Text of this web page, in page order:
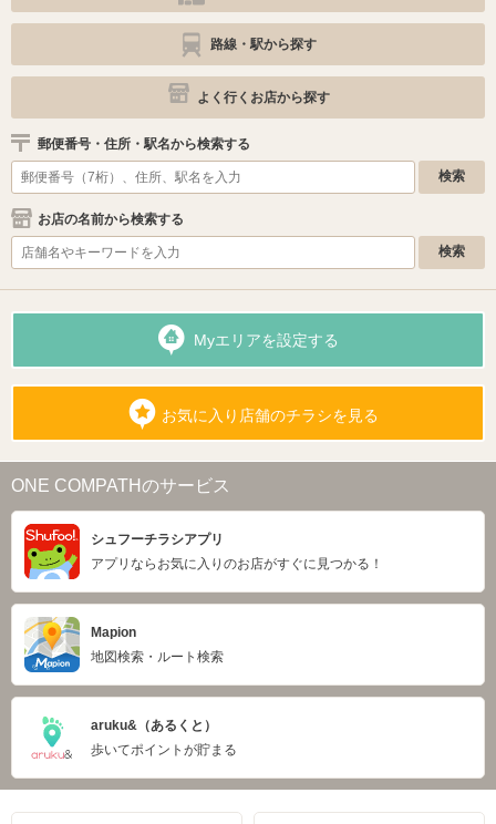
路線・駅から探す
よく行くお店から探す
郵便番号・住所・駅名から検索する
お店の名前から検索する
Myエリアを設定する
お気に入り店舗のチラシを見る
ONE COMPATHのサービス
シュフーチラシアプリ
アプリならお気に入りのお店がすぐに見つかる！
Mapion
地図検索・ルート検索
aruku&（あるくと）
歩いてポイントが貯まる